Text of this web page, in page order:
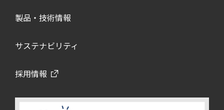
製品・技術情報
サステナビリティ
採用情報